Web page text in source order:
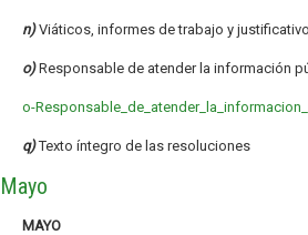
n)Viáticos, informes de trabajo y
o)Responsable de atender la información
o-
q) Texto íntegro de las resoluciones
Mayo
MAYO